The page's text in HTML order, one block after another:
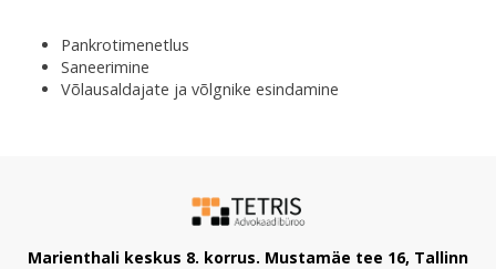
Pankrotimenetlus
Saneerimine
Võlausaldajate ja võlgnike esindamine
Marienthali keskus 8. korrus. Mustamäe tee 16, Tallinn